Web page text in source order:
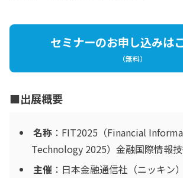
セミナーのお申し込みは
（無料）
■出展概要
名称 ：FIT2025（Financial
Technology 2025）金融国際情報
主催 ：日本金融通信社（ニッキン）